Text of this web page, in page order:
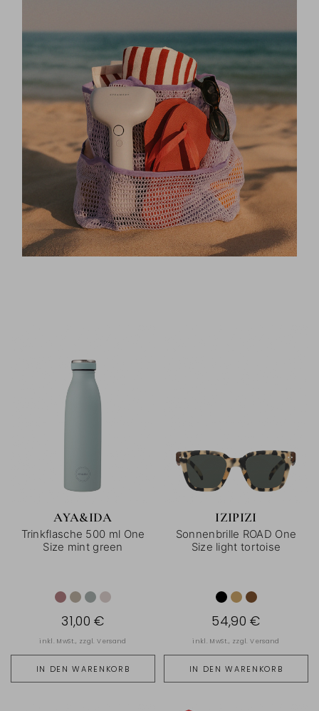
AYA&IDA
Trinkflasche 500 ml One
Size mint green
IN DEN WARENKORB
31,00 €
inkl. MwSt., zzgl.Versand
IZIPIZI
Sonnenbrille ROAD One
Size light tortoise
IN DEN WARENKORB
54,90 €
inkl. MwSt., zzgl.Versand